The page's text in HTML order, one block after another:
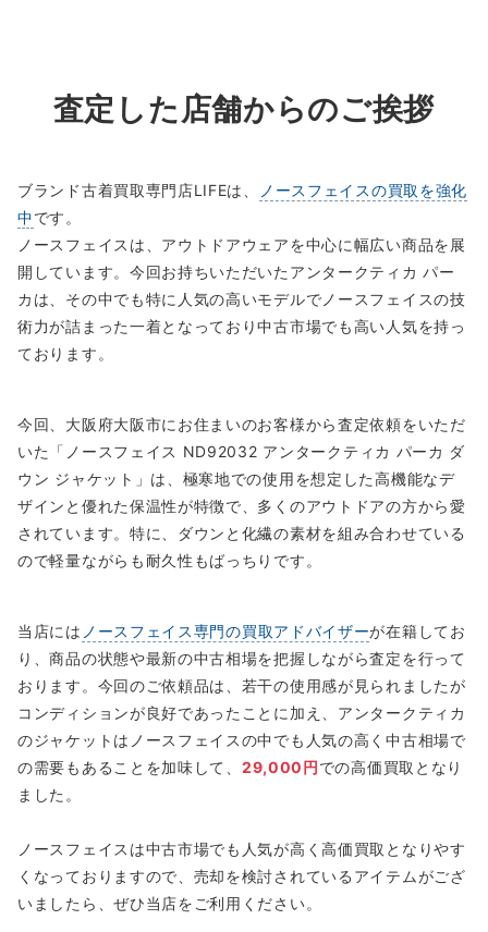
査定した店舗からのご挨拶
ブランド古着買取専門店LIFEは、
ノースフェイスの買取を強化
中です。
ノースフェイスは、アウトドアウェアを中心に幅広い商品を展
開しています。今回お持ちいただいたアンタークティカ パー
カは、その中でも特に人気の高いモデルでノースフェイスの技
術力が詰まった一着となっており中古市場でも高い人気を持っ
ております。
今回、大阪府大阪市にお住まいのお客様から査定依頼をいただ
いた「ノースフェイス ND92032 アンタークティカ パーカ ダ
ウン ジャケット」は、極寒地での使用を想定した高機能なデ
ザインと優れた保温性が特徴で、多くのアウトドアの方から愛
されています。特に、ダウンと化繊の素材を組み合わせている
ので軽量ながらも耐久性もばっちりです。
当店には ノースフェイス専門の買取アドバイザーが在籍してお
り、商品の状態や最新の中古相場を把握しながら査定を行って
おります。今回のご依頼品は、若干の使用感が見られましたが
コンディションが良好であったことに加え、アンタークティカ
のジャケットはノースフェイスの中でも人気の高く中古相場で
の需要もあることを加味して、 29,000円での高価買取となり
ました。
ノースフェイスは中古市場でも人気が高く高価買取となりやす
くなっておりますので、売却を検討されているアイテムがござ
いましたら、ぜひ当店をご利用ください。